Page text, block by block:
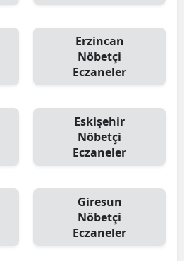
Erzincan
Nöbetçi
Eczaneler
Eskişehir
Nöbetçi
Eczaneler
Giresun
Nöbetçi
Eczaneler